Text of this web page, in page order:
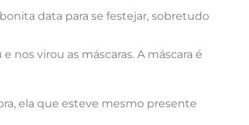
data para se festejar, sobretudo
virou as máscaras. A máscara é
ela que esteve mesmo presente